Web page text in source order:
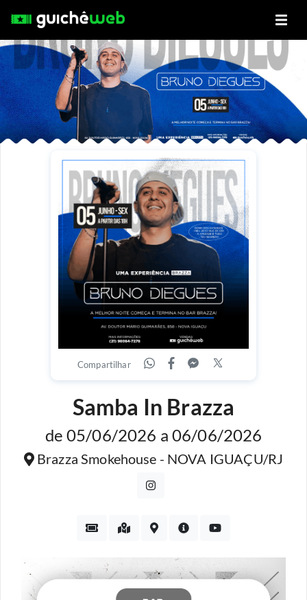
Compartilhar
Samba In Brazza
de 05/06/2026 a 06/06/2026
Brazza Smokehouse - NOVA IGUAÇU/RJ